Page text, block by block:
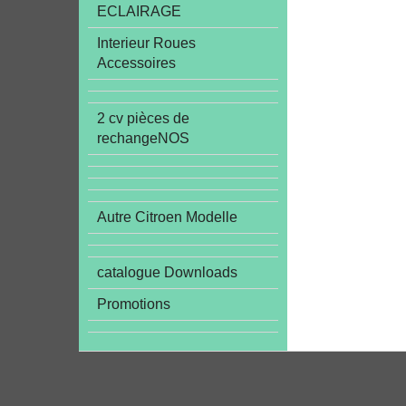
ECLAIRAGE
Interieur Roues
Accessoires
2 cv pièces de
rechangeNOS
Autre Citroen Modelle
catalogue Downloads
Promotions